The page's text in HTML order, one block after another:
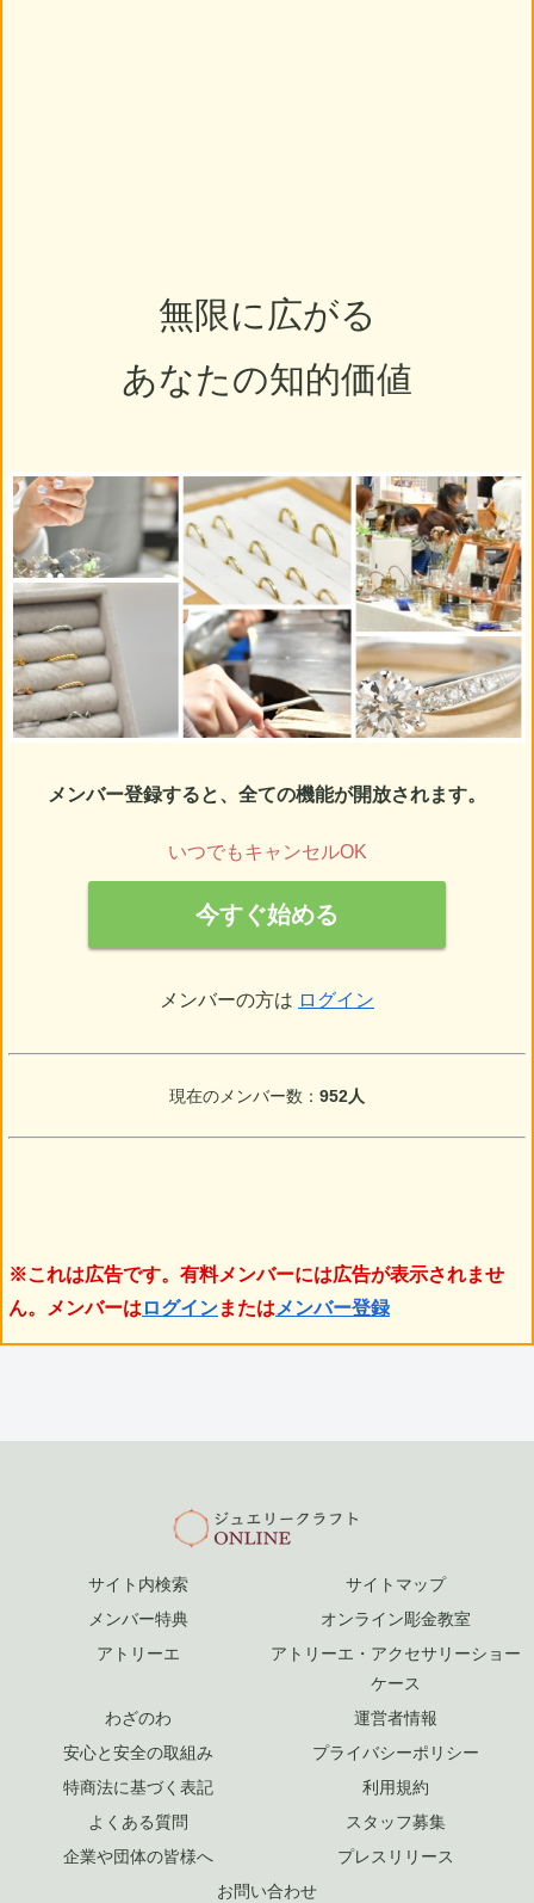
無限に広がる
あなたの知的価値
メンバー登録すると、全ての機能が開放されます。
いつでもキャンセルOK
今すぐ始める
メンバーの方は ログイン
現在のメンバー数： 952人
※これは広告です。有料メンバーには広告が表示されませ
ん。メンバーは ログインまたは メンバー登録
サイト内検索
サイトマップ
メンバー特典
オンライン彫金教室
アトリーエ
アトリーエ・アクセサリーショー
ケース
わざのわ
運営者情報
安心と安全の取組み
プライバシーポリシー
特商法に基づく表記
利用規約
よくある質問
スタッフ募集
企業や団体の皆様へ
プレスリリース
お問い合わせ